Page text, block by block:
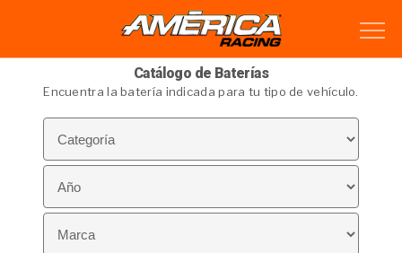
Catálogo de Baterías
Encuentra la batería indicada para tu tipo de vehículo.